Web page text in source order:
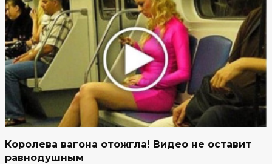
Королева вагона отожгла! Видео не оставит
равнодушным